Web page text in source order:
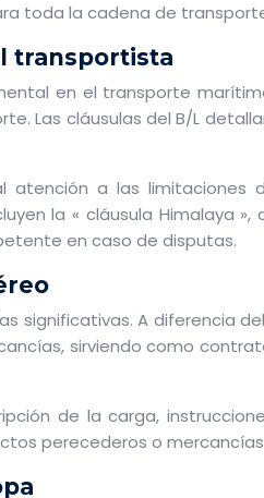
toda la cadena de
transportista
en el transporte
Las cláusulas del B/L
atención a las
la « cláusula Himalaya
en caso de disputas.
significativas. A diferencia
sirviendo como
de la carga,
perecederos o